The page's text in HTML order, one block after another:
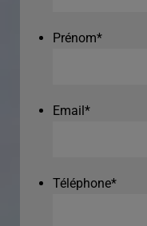
Prénom*
Email*
Téléphone*